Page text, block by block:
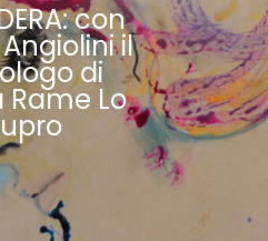
con
il
di
Rame Lo